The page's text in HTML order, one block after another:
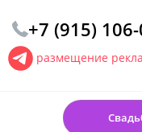
+7 (915)
размещение